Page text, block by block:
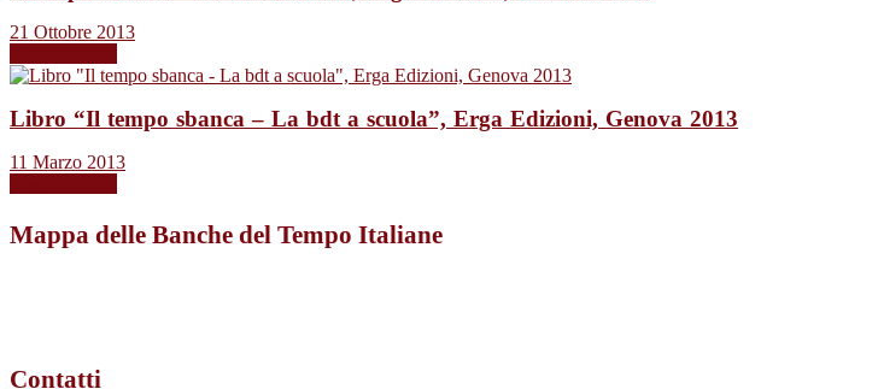
21 Ottobre 2013
Libro “Il tempo sbanca – La bdt a scuola”, Erga Edizioni, Genova 2013
11 Marzo 2013
Mappa delle Banche del Tempo Italiane
Contatti